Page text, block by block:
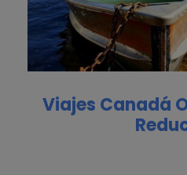
Viajes Canadá